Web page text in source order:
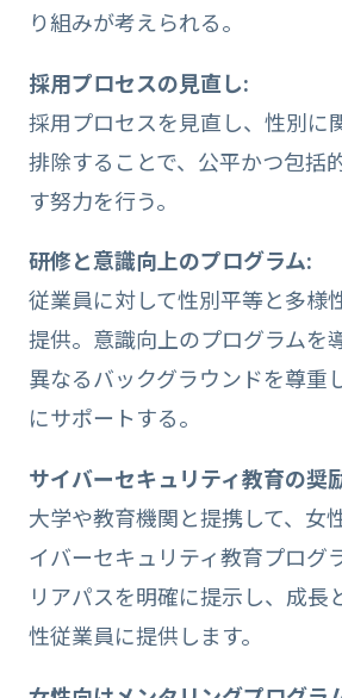
り組みが考えられる。
採用プロセスの見直し:
採用プロセスを見直し、性別に
排除することで、公平かつ包括
す努力を行う。
研修と意識向上のプログラム:
従業員に対して性別平等と多様
提供。意識向上のプログラムを
異なるバックグラウンドを尊重
にサポートする。
サイバーセキュリティ教育の奨
大学や教育機関と提携して、女
イバーセキュリティ教育プログ
リアパスを明確に提示し、成長
性従業員に提供します。